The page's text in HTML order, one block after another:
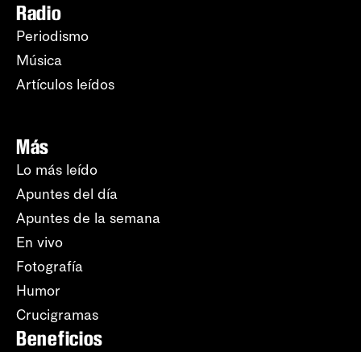
Radio
Periodismo
Música
Artículos leídos
Más
Lo más leído
Apuntes del día
Apuntes de la semana
En vivo
Fotografía
Humor
Crucigramas
Beneficios